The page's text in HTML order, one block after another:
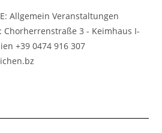
Allgemein Veranstaltungen
Chorherrenstraße 3 - Keimhaus I-
+39 0474 916 307